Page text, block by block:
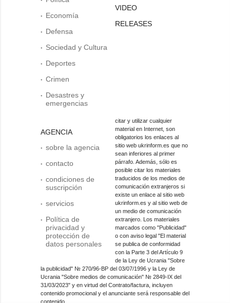
Economía
Defensa
Sociedad y Cultura
Deportes
Crimen
Desastres y
emergencias
AGENCIA
sobre la agencia
contacto
condiciones de
suscripción
servicios
Política de
privacidad y
protección de
datos personales
VIDEO
RELEASES
citar y utilizar cualquier
material en Internet, son
obligatorios los enlaces al
sitio web ukrinform.es que no
sean inferiores al primer
párrafo. Además, sólo es
posible citar los materiales
traducidos de los medios de
comunicación extranjeros si
existe un enlace al sitio web
ukrinform.es y al sitio web de
un medio de comunicación
extranjero. Los materiales
marcados como "Publicidad"
o con aviso legal "El material
se publica de conformidad
con la Parte 3 del Artículo 9
de la Ley de Ucrania "Sobre
la publicidad" № 270/96-ВР del 03/07/1996 y la Ley de
Ucrania "Sobre medios de comunicación" № 2849-IX del
31/03/2023" y en virtud del Contrato/factura, incluyen
contenido promocional y el anunciante será responsable del
contenido.